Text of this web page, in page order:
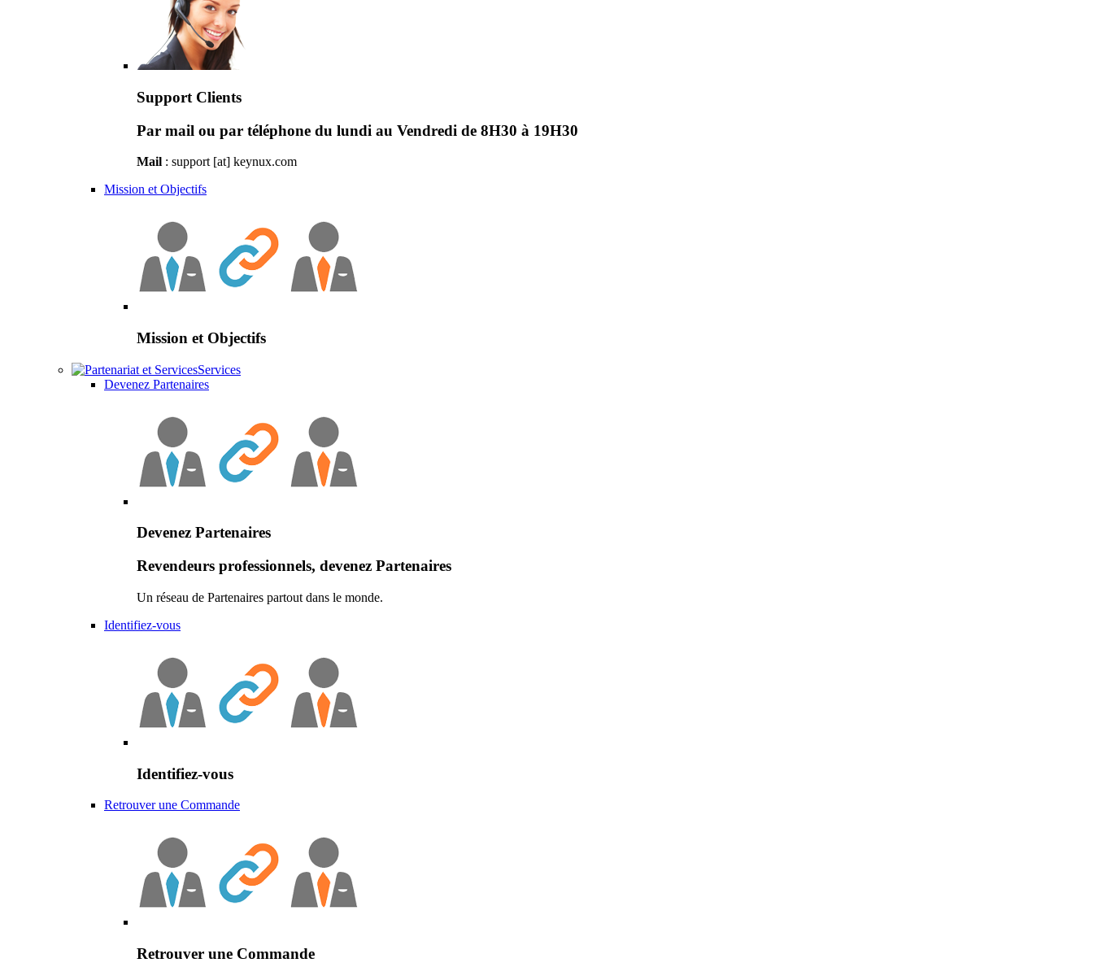
Support Clients
Par mail ou par téléphone du lundi au Vendredi de 8H30 à 19H30
Mail : support [at] keynux.com
Mission et Objectifs
Mission et Objectifs
Services
Devenez Partenaires
Devenez Partenaires
Revendeurs professionnels, devenez Partenaires
Un réseau de Partenaires partout dans le monde.
Identifiez-vous
Identifiez-vous
Retrouver une Commande
Retrouver une Commande